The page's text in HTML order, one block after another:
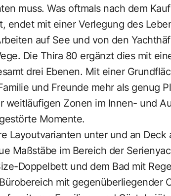
muss. Was oftmals nach dem
endet mit einer Verlegung des
auf See und von den
Die Thira 80 ergänzt dies mit
drei Ebenen. Mit einer
und Freunde mehr als genug
weitläufigen Zonen im Innen- und
Momente.
Layoutvarianten unter und an Deck
Maßstäbe im Bereich der
Doppelbett und dem Bad mit
mit gegenüberliegender